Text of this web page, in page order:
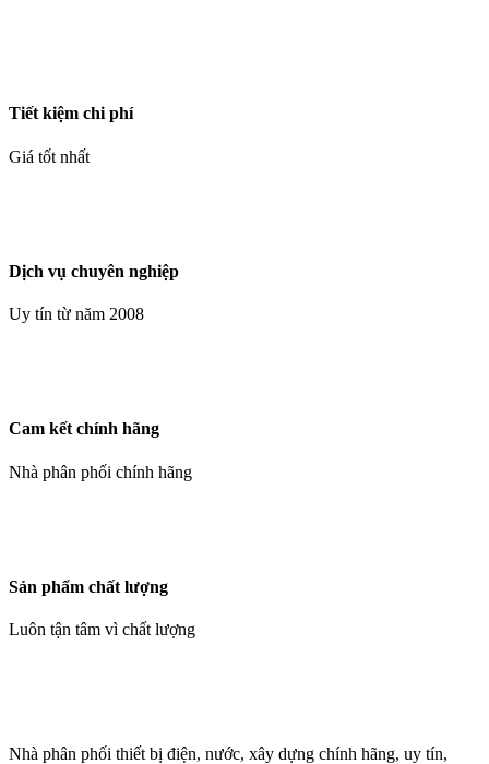
Tiết kiệm chi phí
Giá tốt nhất
Dịch vụ chuyên nghiệp
Uy tín từ năm 2008
Cam kết chính hãng
Nhà phân phối chính hãng
Sản phẩm chất lượng
Luôn tận tâm vì chất lượng
Nhà phân phối thiết bị điện, nước, xây dựng chính hãng, uy tín,